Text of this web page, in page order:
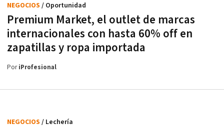
Premium Market, el outlet de marcas
internacionales con hasta 60% off en
zapatillas y ropa importada
NEGOCIOS / Oportunidad
PoriProfesional
NEGOCIOS / Lechería